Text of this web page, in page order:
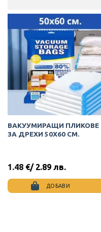
ВАКУУМИРАЩИ ПЛИКОВЕ
ЗА ДРЕХИ 50Х60 СМ.
1.48 €/ 2.89 лв.
ДОБАВИ